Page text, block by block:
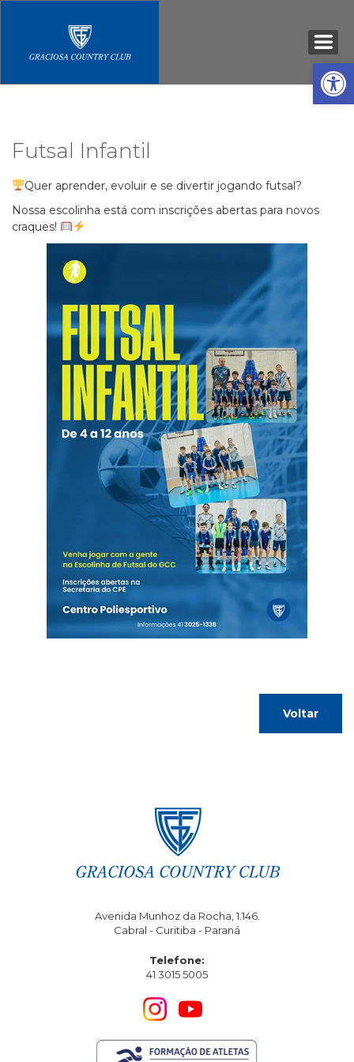
Futsal Infantil
Quer aprender, evoluir e se divertir jogando futsal?
Nossa escolinha está com inscrições abertas para novos
craques!
Voltar
Avenida Munhoz da Rocha, 1.146.
Cabral - Curitiba - Paraná
Telefone:
41 3015 5005